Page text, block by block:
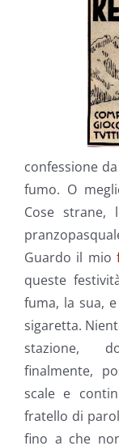
confessione
fumo. O
Cose strane,
Guardo il mio
queste
fuma, la sua,
sigaretta.
stazione,
finalmente,
scale e
fratello di
fino a che